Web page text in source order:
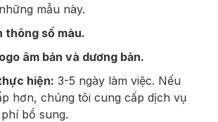
mẫu này.
thông số màu.
âm bản và dương bản.
hiện: 3-5 ngày làm việc. Nếu
hơn, chúng tôi cung cấp dịch vụ
bổ sung.